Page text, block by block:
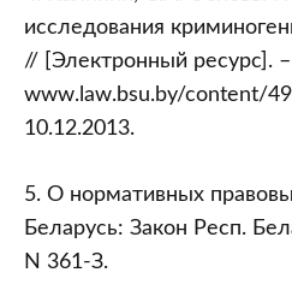
исследования
// [Электронный ресурс].
www.law.bsu.by/content/
10.12.2013.
5. О нормативных
Беларусь: Закон Респ.
N 361-З.